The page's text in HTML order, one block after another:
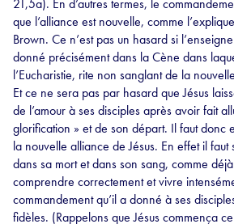
21,5a). En d’autres termes, le
que l’alliance est nouvelle, comme
Brown. Ce n’est pas un hasard si
donné précisément dans la Cène dans
l’Eucharistie, rite non sanglant de la
Et ce ne sera pas par hasard que Jésus
de l’amour à ses disciples après avoir fait
glorification » et de son départ. Il faut donc
la nouvelle alliance de Jésus. En effet il faut
dans sa mort et dans son sang, comme
comprendre correctement et vivre
commandement qu’il a donné à ses
fidèles. (Rappelons que Jésus commença